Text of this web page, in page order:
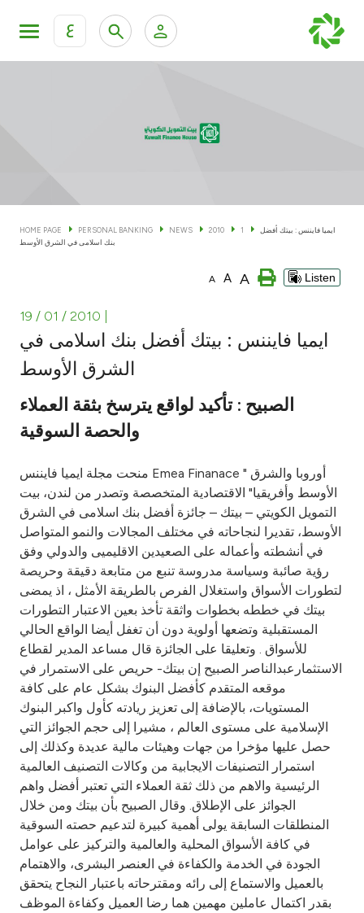
ع
KFH Online Corporate Banking Services
Cards
Banking Tiers
Investment
Tools & Services
After Sales Services
Contact us
Branch & ATM locator
Germany
Malaysia
Turkey
Egypt
UK
Kingdom of Bahrain
HOME PAGE PERSONAL BANKING NEWS 2010 1
ايميا فايننس : بيتك أفضل
بنك اسلامى في الشرق الأوسط
A A A Listen
19 / 01 / 2010
ايميا فايننس : بيتك أفضل بنك اسلامى في
الشرق الأوسط
الصبيح : تأكيد لواقع يترسخ بثقة العملاء
والحصة السوقية
منحت مجلة ايميا فايننس Emea Finanace " أوروبا والشرق
الأوسط وأفريقيا" الاقتصادية المتخصصة وتصدر من لندن، بيت
التمويل الكويتي – بيتك – جائزة أفضل بنك اسلامى في الشرق
الأوسط، تقديرا لنجاحاته في مختلف المجالات والنمو المتواصل
في أنشطته وأعماله على الصعيدين الاقليميى والدولي وفق
رؤية صائبة وسياسة مدروسة تنبع من متابعة دقيقة وحريصة
لتطورات الأسواق واستغلال الفرص بالطريقة الأمثل ، اذ يمضى
بيتك في خططه بخطوات واثقة تأخذ بعين الاعتبار التطورات
المستقبلية وتضعها أولوية دون أن تغفل أيضا الواقع الحالي
للأسواق . وتعليقا على الجائزة قال مساعد المدير لقطاع
الاستثمارعبدالناصر الصبيح إن بيتك- حريص على الاستمرار في
موقعه المتقدم كأفضل البنوك بشكل عام على كافة
المستويات، بالإضافة إلى تعزيز ريادته كأول واكبر البنوك
الإسلامية على مستوى العالم ، مشيرا إلى حجم الجوائز التي
حصل عليها مؤخرا من جهات وهيئات مالية عديدة وكذلك إلى
استمرار التصنيفات الايجابية من وكالات التصنيف العالمية
الرئيسية والاهم من ذلك ثقة العملاء التي تعتبر أفضل واهم
الجوائز على الإطلاق. وقال الصبيح بأن بيتك ومن خلال
المنطلقات السابقة يولى أهمية كبيرة لتدعيم حصته السوقية
في كافة الأسواق المحلية والعالمية والتركيز على عوامل
الجودة في الخدمة والكفاءة في العنصر البشرى، والاهتمام
بالعميل والاستماع إلى رائه ومقترحاته باعتبار النجاح يتحقق
بقدر اكتمال عاملين مهمين هما رضا العميل وكفاءة الموظف